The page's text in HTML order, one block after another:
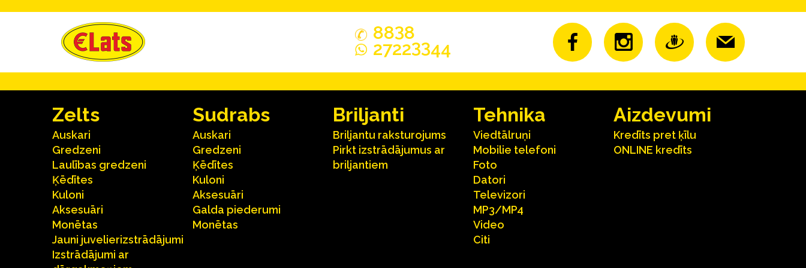
8838
27223344
Zelts
Auskari
Gredzeni
Laulības gredzeni
Ķēdītes
Kuloni
Aksesuāri
Monētas
Jauni juvelierizstrādājumi
Izstrādājumi ar
Sudrabs
Auskari
Gredzeni
Ķēdītes
Kuloni
Aksesuāri
Galda piederumi
Monētas
Briljanti
Briljantu raksturojums
Pirkt izstrādājumus ar
briljantiem
Tehnika
Viedtālruņi
Mobilie telefoni
Foto
Datori
Televizori
MP3/MP4
Video
Citi
Aizdevumi
Kredīts pret ķīlu
ONLINE kredīts